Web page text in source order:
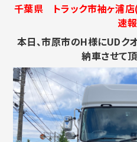
千葉県 トラック市袖ヶ浦店
速報
本日、市原市のH様にUD
納車させて